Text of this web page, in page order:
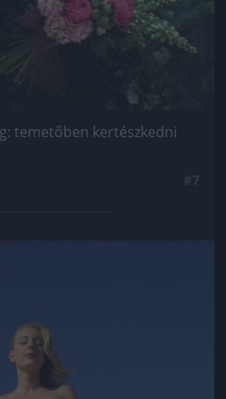
temetőben kertészkedni